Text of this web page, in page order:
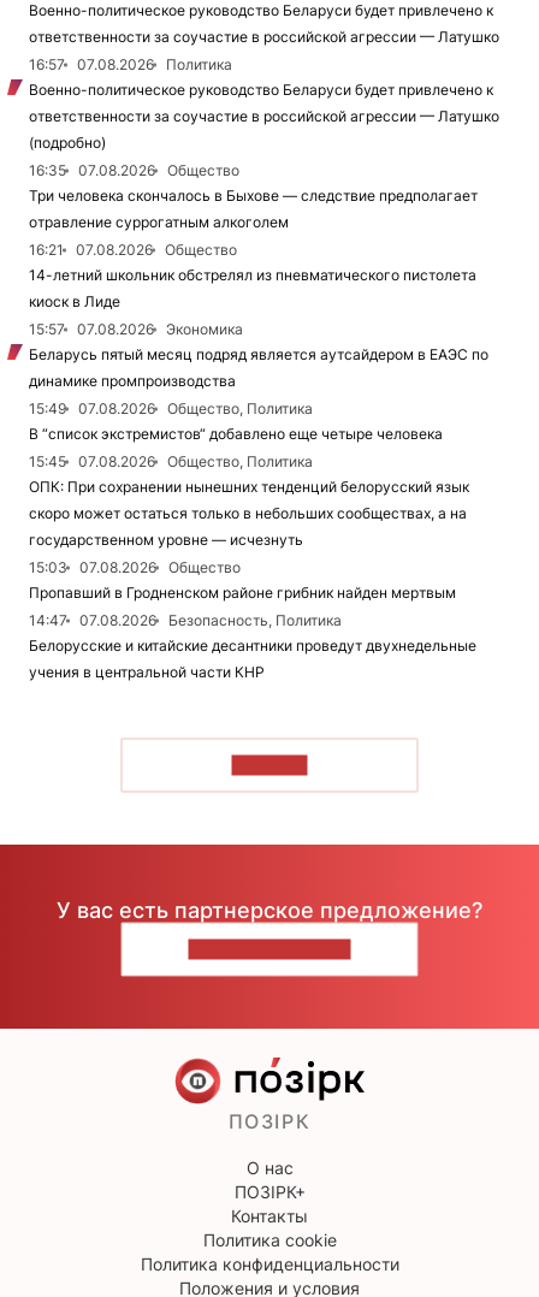
Военно-политическое руководство Беларуси будет привлечено к
ответственности за соучастие в российской агрессии — Латушко
16:57
07.08.2026
Политика
Военно-политическое руководство Беларуси будет привлечено к
ответственности за соучастие в российской агрессии — Латушко
(подробно)
16:35
07.08.2026
Общество
Три человека скончалось в Быхове — следствие предполагает
отравление суррогатным алкоголем
16:21
07.08.2026
Общество
14-летний школьник обстрелял из пневматического пистолета
киоск в Лиде
15:57
07.08.2026
Экономика
Беларусь пятый месяц подряд является аутсайдером в ЕАЭС по
динамике промпроизводства
15:49
07.08.2026
Общество, Политика
В “список экстремистов“ добавлено еще четыре человека
15:45
07.08.2026
Общество, Политика
ОПК: При сохранении нынешних тенденций белорусский язык
скоро может остаться только в небольших сообществах, а на
государственном уровне — исчезнуть
15:03
07.08.2026
Общество
Пропавший в Гродненском районе грибник найден мертвым
14:47
07.08.2026
Безопасность, Политика
Белорусские и китайские десантники проведут двухнедельные
учения в центральной части КНР
У вас есть партнерское предложение?
ПОЗІРК
О нас
ПОЗІРК+
Контакты
Политика cookie
Политика конфиденциальности
Положения и условия